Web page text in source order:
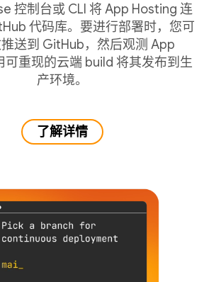
控制台或 CLI 将 App Hosting 连
代码库。要进行部署时，您可
送到 GitHub，然后观测 App
可重现的云端 build 将其发布到生
产环境。
了解详情